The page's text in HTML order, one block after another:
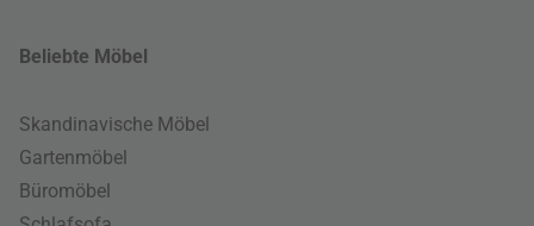
Beliebte Möbel
Skandinavische Möbel
Gartenmöbel
Büromöbel